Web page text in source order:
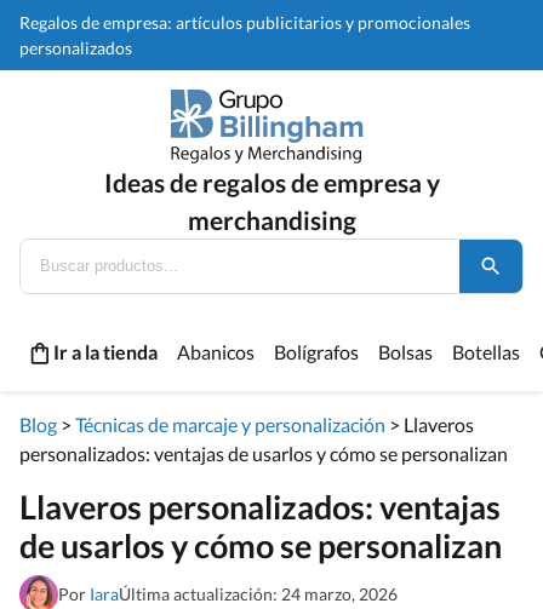
Regalos de empresa: artículos publicitarios y promocionales
personalizados
Ideas de regalos de empresa y
merchandising
Ir a la tienda Abanicos Bolígrafos Bolsas Botellas
Blog > Técnicas de marcaje y personalización > Llaveros
personalizados: ventajas de usarlos y cómo se personalizan
Llaveros personalizados: ventajas
de usarlos y cómo se personalizan
Por IaraÚltima actualización: 24 marzo, 2026